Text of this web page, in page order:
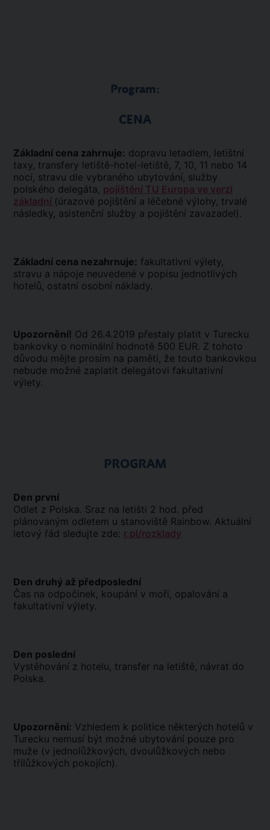
Program:
CENA
Základní cena zahrnuje: dopravu letadlem, letištní
taxy, transfery letiště-hotel-letiště, 7, 10, 11 nebo 14
nocí, stravu dle vybraného ubytování, služby
polského delegáta, pojištění TU Europa ve verzi
základní (úrazové pojištění a léčebné výlohy, trvalé
následky, asistenční služby a pojištění zavazadel).
Základní cena nezahrnuje: fakultativní výlety,
stravu a nápoje neuvedené v popisu jednotlivých
hotelů, ostatní osobní náklady.
Upozornění! Od 26.4.2019 přestaly platit v Turecku
bankovky o nominální hodnotě 500 EUR. Z tohoto
důvodu mějte prosím na paměti, že touto bankovkou
nebude možné zaplatit delegátovi fakultativní
výlety.
PROGRAM
Den první
Odlet z Polska. Sraz na letišti 2 hod. před
plánovaným odletem u stanoviště Rainbow. Aktuální
letový řád sledujte zde: r.pl/rozklady
Den druhý až předposlední
Čas na odpočinek, koupání v moři, opalování a
fakultativní výlety.
Den poslední
Vystěhování z hotelu, transfer na letiště, návrat do
Polska.
Upozornění: Vzhledem k politice některých hotelů v
Turecku nemusí být možné ubytování pouze pro
muže (v jednolůžkových, dvoulůžkových nebo
třílůžkových pokojích).